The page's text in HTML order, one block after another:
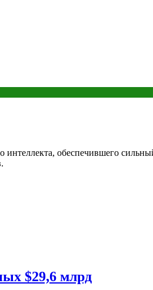
интеллекта, обеспечившего
$29,6 млрд